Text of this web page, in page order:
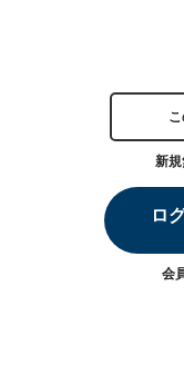
新
ロ
会